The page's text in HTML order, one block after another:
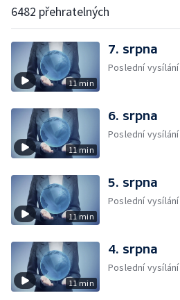
6482 přehratelných
11 min
7. srpna
Poslední vysílání
11 min
6. srpna
Poslední vysílání
11 min
5. srpna
Poslední vysílání
11 min
4. srpna
Poslední vysílání